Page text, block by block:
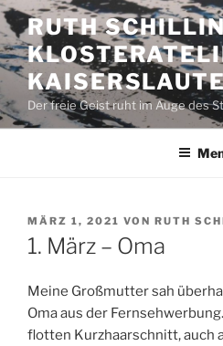
Zum
Inhalt
springen
RUTH
Der freie Geist ruht im Auge des
VERÖFFENTLICHT
AM
MÄRZ 1, 2021 VON RUTH
1. März – Oma
Meine Großmutter sah
Oma aus der
flotten Kurzhaarschnitt, auch